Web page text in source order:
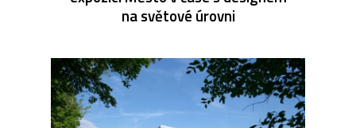
na světové úrovni